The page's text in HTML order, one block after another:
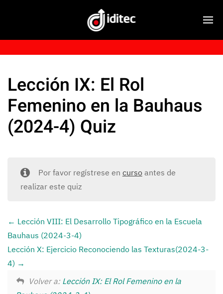
Lección IX: El Rol
Femenino en la Bauhaus
(2024-4) Quiz
Por favor regístrese en cursoantes de
realizar este quiz
Lección VIII: El Desarrollo Tipográfico en la Escuela
Bauhaus (2024-3-4)
Lección X: Ejercicio Reconociendo las Texturas(2024-3-
4)
Volver a: Lección IX: El Rol Femenino en la